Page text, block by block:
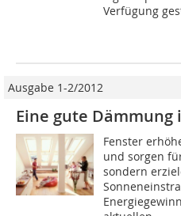
Verfügung
Ausgabe 1-2/2012
Eine gute
Fenster
und sorgen
sondern